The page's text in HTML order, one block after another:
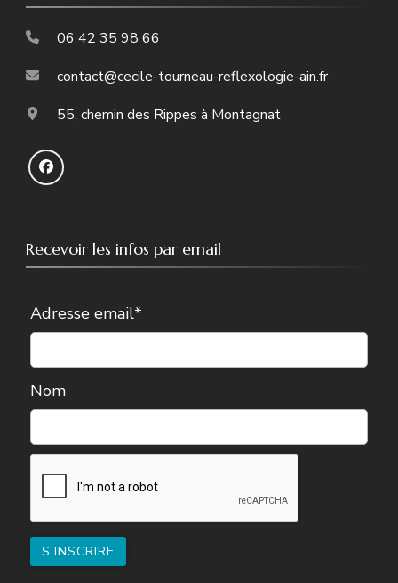
06 42 35 98 66
contact@cecile-tourneau-reflexologie-ain.fr
55, chemin des Rippes à Montagnat
Recevoir les infos par email
Adresse email*
Nom